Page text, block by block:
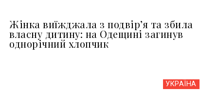
Жінка виїжджала з подвір’я та збила
власну дитину: на Одещині загинув
однорічний хлопчик
УКРАЇНА